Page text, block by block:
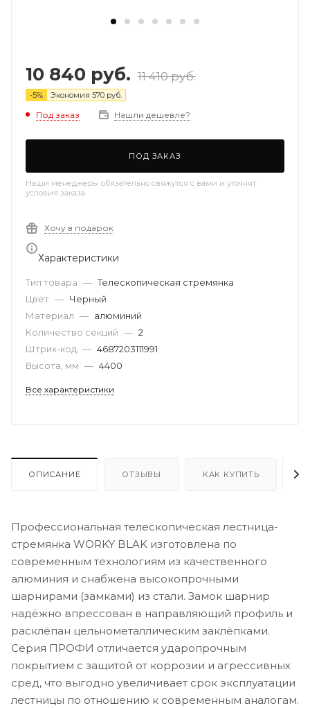
10 840 руб. 11 410руб.
-5% Экономия 570 руб.
Под заказ Нашли дешевле?
ПОД ЗАКАЗ
Наши менеджеры обязательно свяжутся с вами и уточнят
условия заказа
Хочу в подарок
Характеристики
Тип товара — Телескопическая стремянка
Цвет — Черный
Материал — алюминий
Количество секций — 2
Штрих-код — 4687203111991
Высота, мм — 4400
Все характеристики
ОПИСАНИЕ ОТЗЫВЫ КАК КУПИТЬ
Профессиональная телескопическая лестница-
стремянка WORKY BLAK изготовлена по
современным технологиям из качественного
алюминия и снабжена высокопрочными
шарнирами (замками) из стали. Замок шарнир
надёжно впрессован в направляющий профиль и
расклёпан цельнометаллическим заклёпками.
Серия ПРОФИ отличается ударопрочным
покрытием с защитой от коррозии и агрессивных
сред, что выгодно увеличивает срок эксплуатации
лестницы по отношению к современным аналогам.